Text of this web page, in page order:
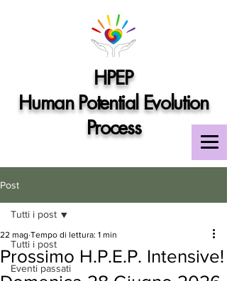
HPEP
Human Potential Evolution
Process
Post
Tutti i post
Eventi passati
Tutti i post
Prossimo H.P.E.P. Intensive!
22 mag Tempo di lettura: 1 min